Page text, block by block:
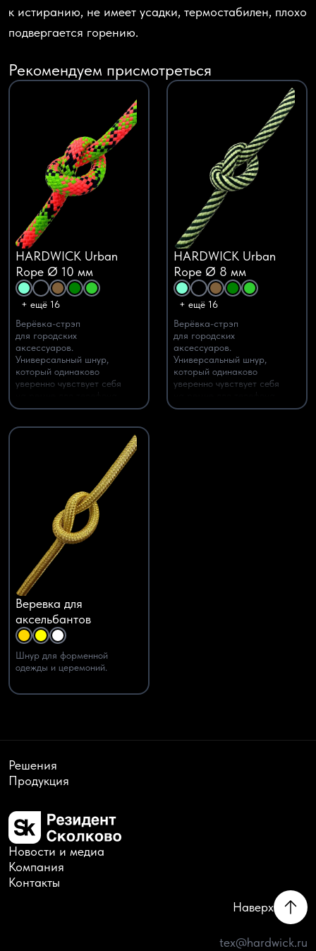
к истиранию, не имеет усадки, термостабилен, плохо
подвергается горению.
Рекомендуем присмотреться
HARDWICK Urban
Rope Ø 10 мм
+ ещё 16
Верёвка-стрэп
для городских
аксессуаров.
Универсальный шнур,
который одинаково
уверенно чувствует себя
кросс-боди-сумке,
для питомца или камере.
HARDWICK Urban
Rope Ø 8 мм
+ ещё 16
Верёвка-стрэп
для городских
аксессуаров.
Универсальный шнур,
который одинаково
уверенно чувствует себя
кросс-боди-сумке,
Веревка для
аксельбантов
Шнур для форменной
одежды и церемоний.
Решения
Продукция
Новости и медиа
Компания
Контакты
Наверх
tex@hardwick.ru